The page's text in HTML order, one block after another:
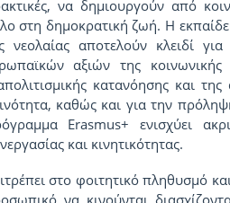
να δημιουργούν από
στη δημοκρατική ζωή. Η
νεολαίας αποτελούν κλειδί
αξιών της κοινωνικής
κατανόησης και
καθώς και για την
Erasmus+ ενισχύει
και κινητικότητας.
στο φοιτητικό πληθυσμό
να κινούνται